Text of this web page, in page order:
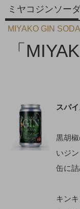
ミヤコジンソー
MIYAKO GIN
「
スパ
黒胡
いジ
缶に詰
キン